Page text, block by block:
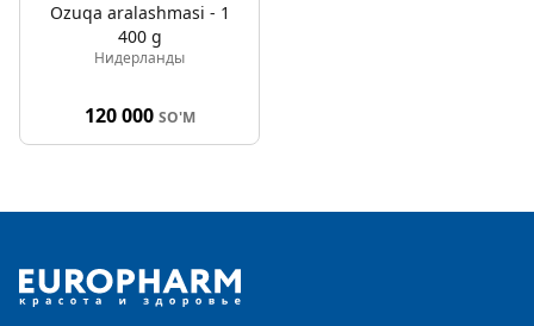
Ozuqa aralashmasi - 1
400 g
Нидерланды
120 000 SO'M